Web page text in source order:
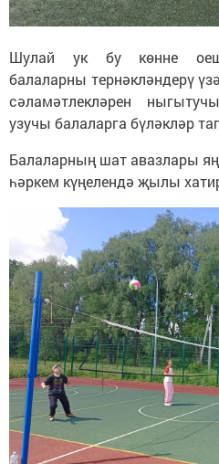
Шулай ук бу көнне
балаларны тернәкләндерү
сәламәтлекләрен
узучы балаларга бүләкләр
Балаларның шат авазлары
һәркем күңелендә җылы